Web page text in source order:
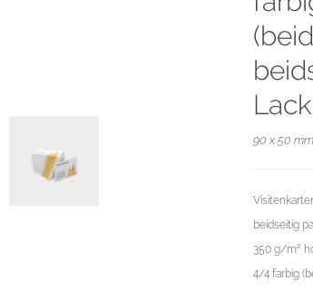
90 x 50
beidseitig
350 g/m²
4/4 farbig